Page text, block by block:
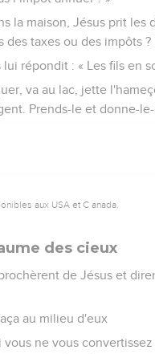
la maison, Jésus prit les
taxes ou des impôts ?
répondit : « Les fils en
va au lac, jette
Prends-le et donne-
aux USA et C anada.
des cieux
de Jésus et
au milieu d'eux
ne vous